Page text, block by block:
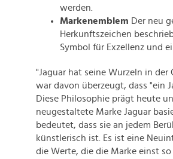
werden.
Markenemblem Der neu
Herkunftszeichen
Symbol für Exzellenz und
"Jaguar hat seine Wurzeln in
war davon überzeugt, dass "ein
Diese Philosophie prägt heute
neugestaltete Marke Jaguar
bedeutet, dass sie an jedem
künstlerisch ist. Es ist eine
die Werte, die die Marke einst